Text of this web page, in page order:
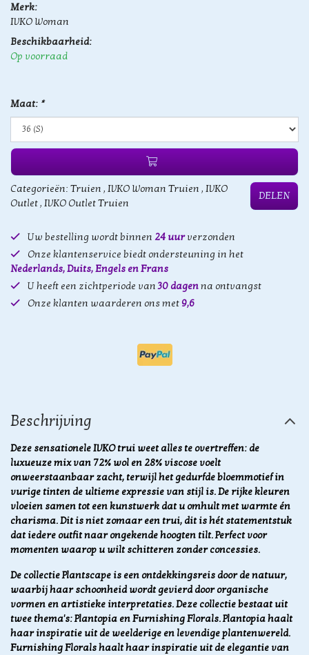
Merk:
IVKO Woman
Beschikbaarheid:
Op voorraad
Maat: *
Categorieën: Truien , IVKO Woman Truien , IVKO
Outlet, IVKO Outlet Truien
DELEN
Uw bestelling wordt binnen 24 uurverzonden
Onze klantenservice biedt ondersteuning in het
Nederlands, Duits, Engels en Frans
U heeft een zichtperiode van30 dagenna ontvangst
Onze klanten waarderen ons met 9,6
Beschrijving
Deze sensationele IVKO trui weet alles te overtreffen: de
luxueuze mix van 72% wol en 28% viscose voelt
onweerstaanbaar zacht, terwijl het gedurfde bloemmotief in
vurige tinten de ultieme expressie van stijl is. De rijke kleuren
vloeien samen tot een kunstwerk dat u omhult met warmte én
charisma. Dit is niet zomaar een trui, dit is hét statementstuk
dat iedere outfit naar ongekende hoogten tilt. Perfect voor
momenten waarop u wilt schitteren zonder concessies.
De collectie Plantscape is een ontdekkingsreis door de natuur,
waarbij haar schoonheid wordt gevierd door organische
vormen en artistieke interpretaties. Deze collectie bestaat uit
twee thema's: Plantopia en Furnishing Florals. Plantopia haalt
haar inspiratie uit de weelderige en levendige plantenwereld.
Furnishing Florals haalt haar inspiratie uit de elegantie van